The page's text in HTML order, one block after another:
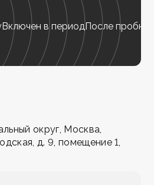
Включен в периодПосле
округ, Москва,
д. 9, помещение 1,